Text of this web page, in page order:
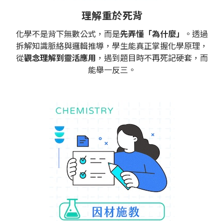
理解重於死背
化學不是背下無數公式，而是先弄懂「為什麼」
。透過
拆解知識脈絡與邏輯推導，學生能真正掌握化學原理，
從觀念理解到靈活應用 ，遇到題目時不再死記硬套，而
能舉一反三。